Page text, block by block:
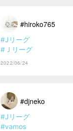
#hiroko765
#Jリーグ
#Ｊリーグ
2022/06/24
#djneko
#Jリーグ
#vamos